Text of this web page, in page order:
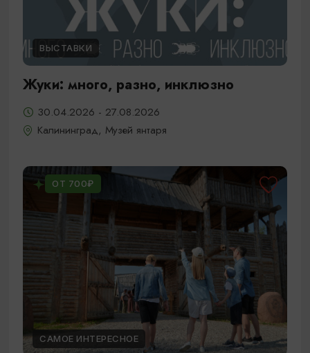
ВЫСТАВКИ
Жуки: много, разно, инклюзно
30.04.2026 - 27.08.2026
Калининград, Музей янтаря
ОТ 700₽
САМОЕ ИНТЕРЕСНОЕ